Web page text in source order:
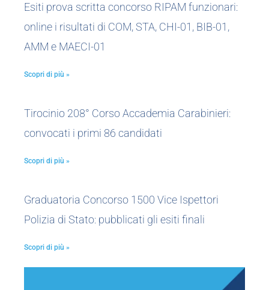
Esiti prova scritta concorso RIPAM funzionari:
online i risultati di COM, STA, CHI-01, BIB-01,
AMM e MAECI-01
Scopri di più »
Tirocinio 208° Corso Accademia Carabinieri:
convocati i primi 86 candidati
Scopri di più »
Graduatoria Concorso 1500 Vice Ispettori
Polizia di Stato: pubblicati gli esiti finali
Scopri di più »